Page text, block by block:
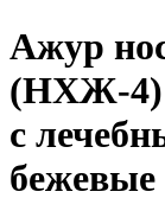
Ажур
(НХЖ-4)
с
бежевые